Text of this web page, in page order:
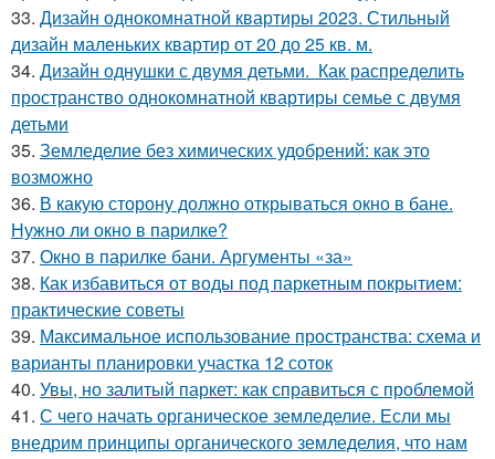
33. Дизайн однокомнатной квартиры 2023. Стильный
дизайн маленьких квартир от 20 до 25 кв. м.
34. Дизайн однушки с двумя детьми. Как распределить
пространство однокомнатной квартиры семье с двумя
детьми
35. Земледелие без химических удобрений: как это
возможно
36. В какую сторону должно открываться окно в бане.
Нужно ли окно в парилке?
37. Окно в парилке бани. Аргументы «за»
38. Как избавиться от воды под паркетным покрытием:
практические советы
39. Максимальное использование пространства: схема и
варианты планировки участка 12 соток
40. Увы, но залитый паркет: как справиться с проблемой
41. С чего начать органическое земледелие. Если мы
внедрим принципы органического земледелия, что нам